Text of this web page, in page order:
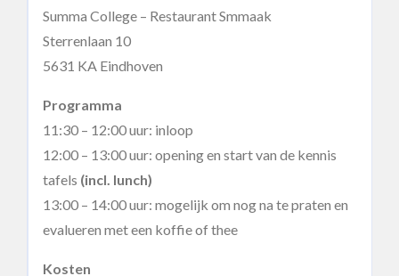
Summa College – Restaurant Smmaak
Sterrenlaan 10
5631 KA Eindhoven
Programma
11:30 – 12:00 uur: inloop
12:00 – 13:00 uur: opening en start van de kennis
tafels (incl. lunch)
13:00 – 14:00 uur: mogelijk om nog na te praten en
evalueren met een koffie of thee
Kosten